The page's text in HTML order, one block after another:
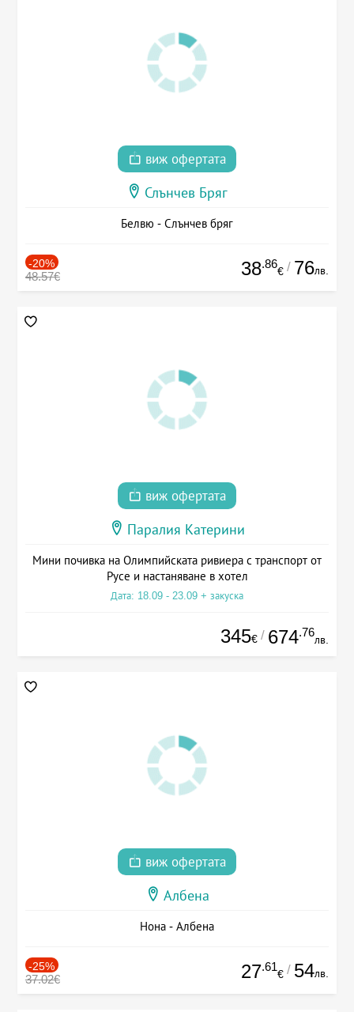
виж офертата
Слънчев Бряг
Белвю - Слънчев бряг
-20%
48.57€ 38.86
€ / 76лв.
виж офертата
Паралия Катерини
Мини почивка на Олимпийската ривиера с транспорт от
Русе и настаняване в хотел
Дата: 18.09 - 23.09 + закуска
345€ / 674.76
лв.
виж офертата
Албена
Нона - Албена
-25%
37.02€ 27.61
€ / 54лв.